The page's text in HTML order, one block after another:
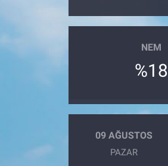
NEM
%18
09 AĞUSTOS
PAZAR